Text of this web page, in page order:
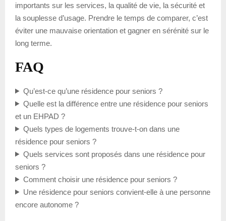
importants sur les services, la qualité de vie, la sécurité et
la souplesse d’usage. Prendre le temps de comparer, c’est
éviter une mauvaise orientation et gagner en sérénité sur le
long terme.
FAQ
Qu’est-ce qu’une résidence pour seniors ?
Quelle est la différence entre une résidence pour seniors
et un EHPAD ?
Quels types de logements trouve-t-on dans une
résidence pour seniors ?
Quels services sont proposés dans une résidence pour
seniors ?
Comment choisir une résidence pour seniors ?
Une résidence pour seniors convient-elle à une personne
encore autonome ?